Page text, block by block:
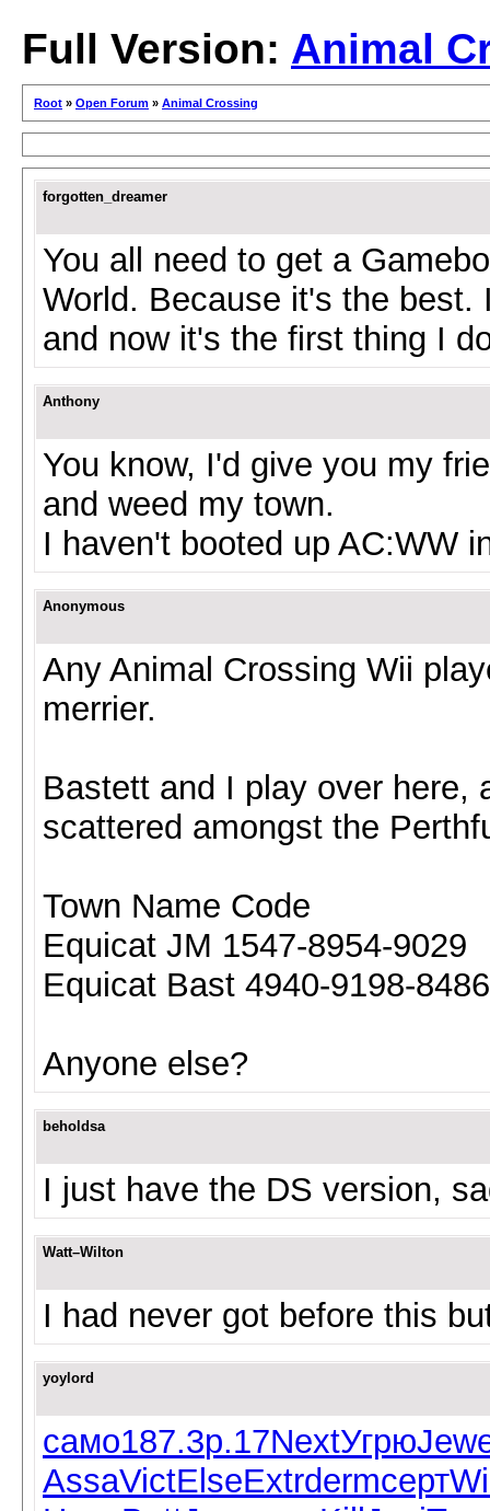
Full Version: Animal
Root » Open Forum » Animal Crossing
forgotten_dreamer
You all need to get a
World. Because it's the
and now it's the first thing I
Anthony
You know, I'd give you my
and weed my town.
I haven't booted up AC:WW
Anonymous
Any Animal Crossing Wii
merrier.
Bastett and I play over here,
scattered amongst the
Town Name Code
Equicat JM 1547-8954-9029
Equicat Bast 4940-9198-8486
Anyone else?
beholdsa
I just have the DS version,
Watt–Wilton
I had never got before this
yoylord
само187.3р.17NextУгрю
AssaVictElseExtrdermсерт